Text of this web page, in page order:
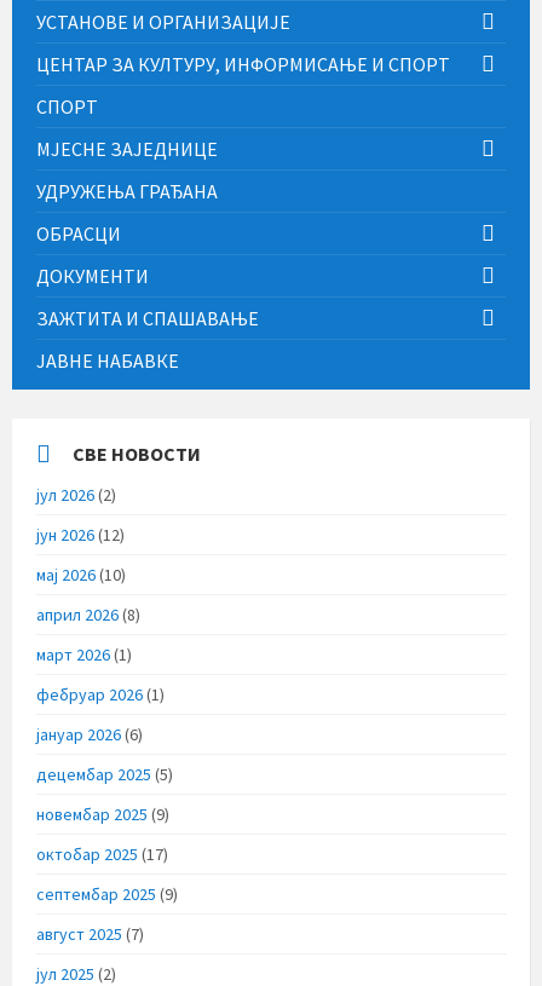
УСТАНОВЕ И ОРГАНИЗАЦИЈЕ
ЦЕНТАР ЗА КУЛТУРУ, ИНФОРМИСАЊЕ И СПОРТ
СПОРТ
МЈЕСНЕ ЗАЈЕДНИЦЕ
УДРУЖЕЊА ГРАЂАНА
ОБРАСЦИ
ДОКУМЕНТИ
ЗАЖТИТА И СПАШАВАЊЕ
ЈАВНЕ НАБАВКЕ
СВЕ НОВОСТИ
јул 2026(2)
јун 2026(12)
мај 2026(10)
април 2026(8)
март 2026(1)
фебруар 2026(1)
јануар 2026(6)
децембар 2025 (5)
новембар 2025 (9)
октобар 2025 (17)
септембар 2025 (9)
август 2025 (7)
јул 2025 (2)